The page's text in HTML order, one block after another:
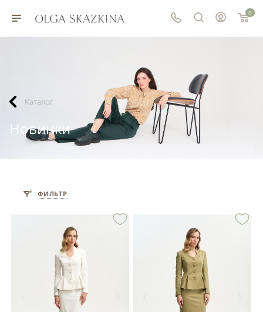
0
Каталог
Новинки
ФИЛЬТР